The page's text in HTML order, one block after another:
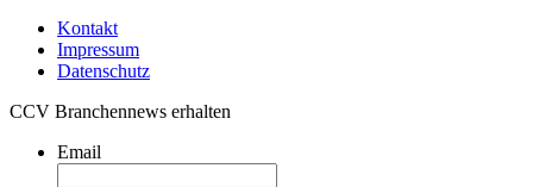
Kontakt
Impressum
Datenschutz
CCV Branchennews erhalten
Email